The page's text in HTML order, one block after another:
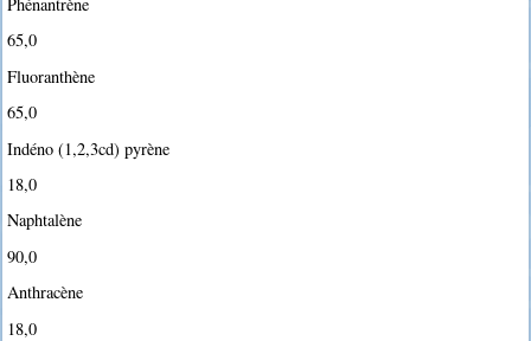
65,0
Fluoranthène
65,0
Indéno (1,2,3cd) pyrène
18,0
Naphtalène
90,0
Anthracène
18,0